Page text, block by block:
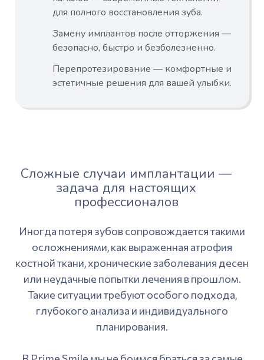
для полного восстановления зуба.
Замену имплантов после отторжения —
безопасно, быстро и безболезненно.
Перепротезирование — комфортные и
эстетичные решения для вашей улыбки.
Сложные случаи имплантации —
задача для настоящих
профессионалов
Иногда потеря зубов сопровождается такими
осложнениями, как выраженная атрофия
костной ткани, хронические заболевания десен
или неудачные попытки лечения в прошлом.
Такие ситуации требуют особого подхода,
глубокого анализа и индивидуального
планирования.